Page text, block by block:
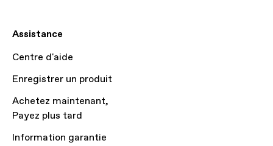
Assistance
Centre d'aide
Enregistrer un produit
Achetez maintenant,
Payez plus tard
Information garantie